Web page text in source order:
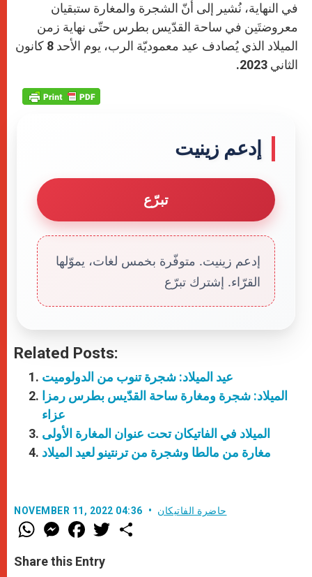
في النهاية، نُشير إلى أنّ الشجرة والمغارة ستبقيان
معروضتَين في ساحة القدّيس بطرس حتّى نهاية زمن
الميلاد الذي يُصادف عيد معموديّة الرب، يوم الأحد 8 كانون
الثاني 2023.
إدعم زينيت
تبرّع
إدعم زينيت. متوفّرة بخمس لغات، يموّلها
القرّاء. إشترك تبرّع
Related Posts:
عيد الميلاد: شجرة تنوب من الدولوميت
الميلاد: شجرة ومغارة ساحة القدّيس بطرس رمزا
عزاء
الميلاد في الفاتيكان تحت عنوان المغارة الأولى
مغارة من مالطا وشجرة من ترنتينو لعيد الميلاد
NOVEMBER 11, 2022 04:36 حاضرة الفاتيكان
W
h
t
s
M
e
s
e
F
a
e
b
w
Share this Entry